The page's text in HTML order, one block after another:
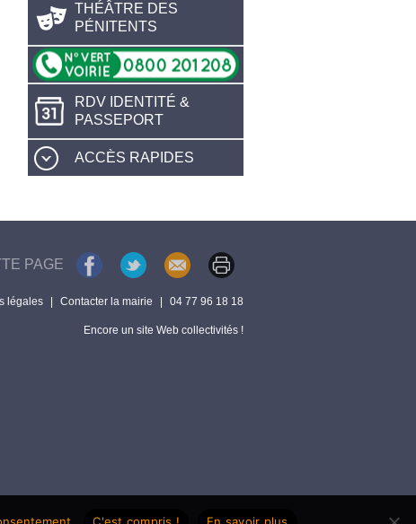
THÉÂTRE DES
PÉNITENTS
RDV IDENTITÉ &
PASSEPORT
ACCÈS RAPIDES
PAGE
légales Contacter la mairie 04 77 96 18 18
Encore un site Web collectivités !